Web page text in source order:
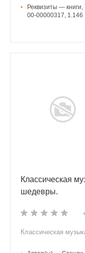
•
Реквизиты — книги,
00-00000317, 1.146
Классическая
шедевры.
Классическая